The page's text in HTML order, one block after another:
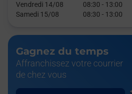
Vendredi 14/08
08:30 - 13:00
Samedi 15/08
08:30 - 13:00
Gagnez du temps
Affranchissez votre courrier
de chez vous